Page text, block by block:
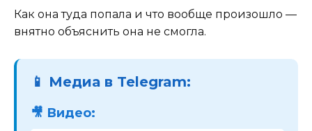
Как она туда попала и что вообще произошло —
внятно объяснить она не смогла.
📱 Медиа в Telegram:
🎥 Видео: